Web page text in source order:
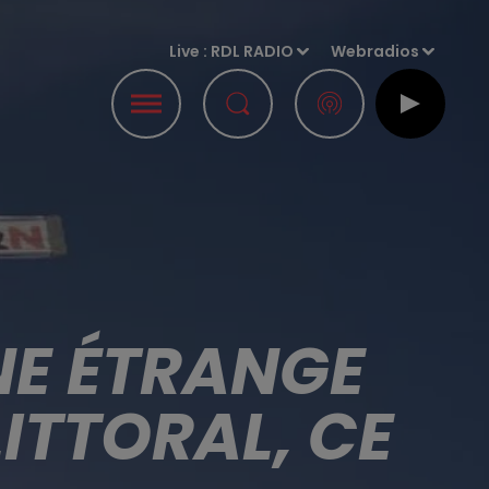
Live : RDL RADIO Webradios
ÉTRANGE
CE